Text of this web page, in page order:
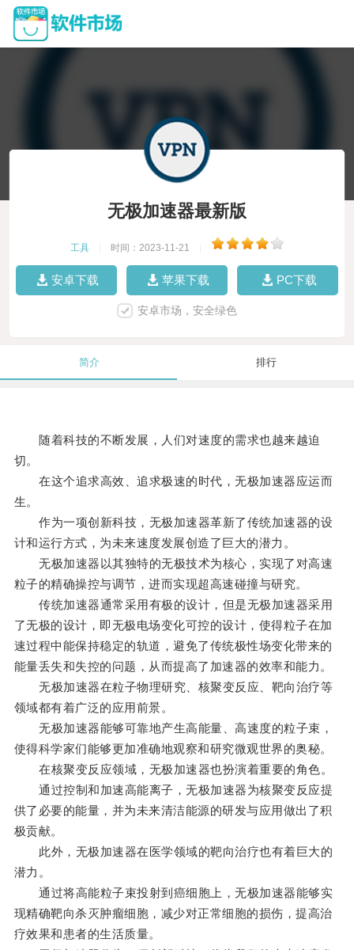
无极加速器最新版
工具 时间：2023-11-21
安卓下载 苹果下载 PC下载
安卓市场，安全绿色
简介 排行
随着科技的不断发展，人们对速度的需求也越来越迫
切。
在这个追求高效、追求极速的时代，无极加速器应运而
生。
作为一项创新科技，无极加速器革新了传统加速器的设
计和运行方式，为未来速度发展创造了巨大的潜力。
无极加速器以其独特的无极技术为核心，实现了对高速
粒子的精确操控与调节，进而实现超高速碰撞与研究。
传统加速器通常采用有极的设计，但是无极加速器采用
了无极的设计，即无极电场变化可控的设计，使得粒子在加
速过程中能保持稳定的轨道，避免了传统极性场变化带来的
能量丢失和失控的问题，从而提高了加速器的效率和能力。
无极加速器在粒子物理研究、核聚变反应、靶向治疗等
领域都有着广泛的应用前景。
无极加速器能够可靠地产生高能量、高速度的粒子束，
使得科学家们能够更加准确地观察和研究微观世界的奥秘。
在核聚变反应领域，无极加速器也扮演着重要的角色。
通过控制和加速高能离子，无极加速器为核聚变反应提
供了必要的能量，并为未来清洁能源的研发与应用做出了积
极贡献。
此外，无极加速器在医学领域的靶向治疗也有着巨大的
潜力。
通过将高能粒子束投射到癌细胞上，无极加速器能够实
现精确靶向杀灭肿瘤细胞，减少对正常细胞的损伤，提高治
疗效果和患者的生活质量。